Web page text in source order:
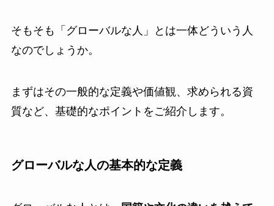
そもそも「グローバルな人」とは一体どういう人
なのでしょうか。
まずはその一般的な定義や価値観、求められる資
質など、基礎的なポイントをご紹介します。
グローバルな人の基本的な定義